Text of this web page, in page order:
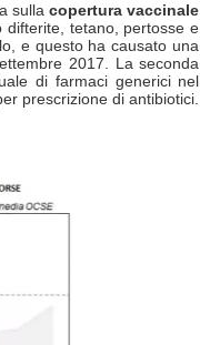
sullacopertura vaccinale
difterite, tetano, pertosse e
e questo ha causato una
2017. La seconda
di farmaci generici nel
prescrizione di antibiotici.